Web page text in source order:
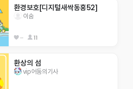
환경보호[디지털새싹동홍52]
이숨
-- 11
환상의 섬
vip어둠의기사